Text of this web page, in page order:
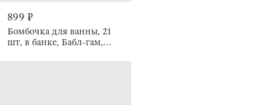
899 ₽
Бомбочка для ванны, 21
шт, в банке, Бабл-гам,